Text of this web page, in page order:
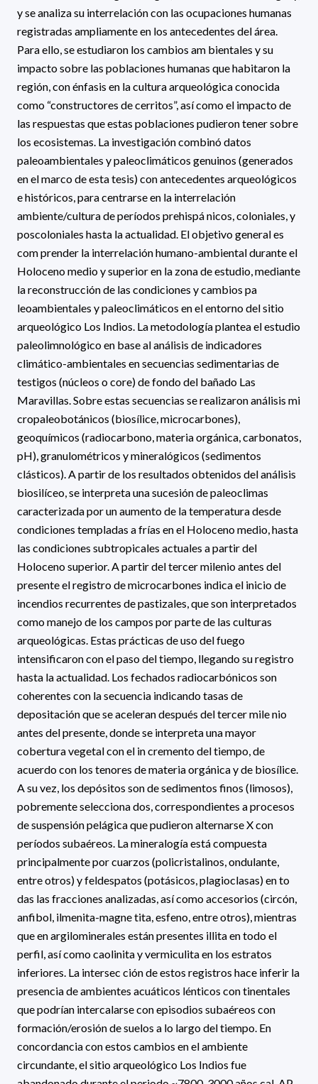
y se analiza su interrelación con las ocupaciones humanas
registradas ampliamente en los antecedentes del área.
Para ello, se estudiaron los cambios am bientales y su
impacto sobre las poblaciones humanas que habitaron la
región, con énfasis en la cultura arqueológica conocida
como “constructores de cerritos”, así como el impacto de
las respuestas que estas poblaciones pudieron tener sobre
los ecosistemas. La investigación combinó datos
paleoambientales y paleoclimáticos genuinos (generados
en el marco de esta tesis) con antecedentes arqueológicos
e históricos, para centrarse en la interrelación
ambiente/cultura de períodos prehispá nicos, coloniales, y
poscoloniales hasta la actualidad. El objetivo general es
com prender la interrelación humano-ambiental durante el
Holoceno medio y superior en la zona de estudio, mediante
la reconstrucción de las condiciones y cambios pa
leoambientales y paleoclimáticos en el entorno del sitio
arqueológico Los Indios. La metodología plantea el estudio
paleolimnológico en base al análisis de indicadores
climático-ambientales en secuencias sedimentarias de
testigos (núcleos o core) de fondo del bañado Las
Maravillas. Sobre estas secuencias se realizaron análisis mi
cropaleobotánicos (biosílice, microcarbones),
geoquímicos (radiocarbono, materia orgánica, carbonatos,
pH), granulométricos y mineralógicos (sedimentos
clásticos). A partir de los resultados obtenidos del análisis
biosilíceo, se interpreta una sucesión de paleoclimas
caracterizada por un aumento de la temperatura desde
condiciones templadas a frías en el Holoceno medio, hasta
las condiciones subtropicales actuales a partir del
Holoceno superior. A partir del tercer milenio antes del
presente el registro de microcarbones indica el inicio de
incendios recurrentes de pastizales, que son interpretados
como manejo de los campos por parte de las culturas
arqueológicas. Estas prácticas de uso del fuego
intensificaron con el paso del tiempo, llegando su registro
hasta la actualidad. Los fechados radiocarbónicos son
coherentes con la secuencia indicando tasas de
depositación que se aceleran después del tercer mile nio
antes del presente, donde se interpreta una mayor
cobertura vegetal con el in cremento del tiempo, de
acuerdo con los tenores de materia orgánica y de biosílice.
A su vez, los depósitos son de sedimentos finos (limosos),
pobremente selecciona dos, correspondientes a procesos
de suspensión pelágica que pudieron alternarse X con
períodos subaéreos. La mineralogía está compuesta
principalmente por cuarzos (policristalinos, ondulante,
entre otros) y feldespatos (potásicos, plagioclasas) en to
das las fracciones analizadas, así como accesorios (circón,
anfibol, ilmenita-magne tita, esfeno, entre otros), mientras
que en argilominerales están presentes illita en todo el
perfil, así como caolinita y vermiculita en los estratos
inferiores. La intersec ción de estos registros hace inferir la
presencia de ambientes acuáticos lénticos con tinentales
que podrían intercalarse con episodios subaéreos con
formación/erosión de suelos a lo largo del tiempo. En
concordancia con estos cambios en el ambiente
circundante, el sitio arqueológico Los Indios fue